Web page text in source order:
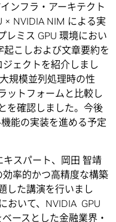
ンフラ・アーキテクト
× NVIDIA NIM による実
レミス GPU 環境におい
起こしおよび文章要約を
ェクトを紹介しまし
規模並列処理時の性
ットフォームと比較し
を確認しました。今後
能の実装を進める予定
キスパート、岡田 智靖
率的かつ高精度な構築
した講演を行いまし
おいて、NVIDIA GPU
ースとした金融業界・